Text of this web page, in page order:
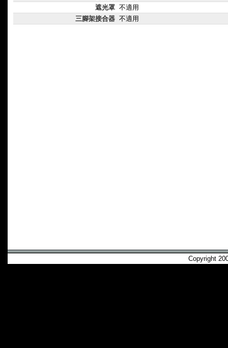
遮光罩 不適用
三腳架接合器 不適用
Copyright